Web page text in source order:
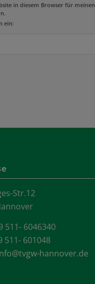
in diesem Browser für meinen
ein:
Str.12
511- 6046340
511- 601048
hannover.de